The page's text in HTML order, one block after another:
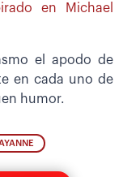
en Michael
el apodo de
en cada uno de
humor.